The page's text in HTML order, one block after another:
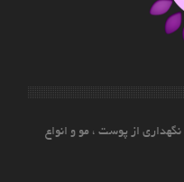
از پوست ، مو و انواع